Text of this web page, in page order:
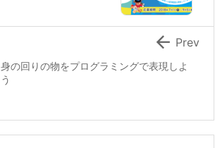
身の回りの物をプログラミングで表現しよ
う
 Prev